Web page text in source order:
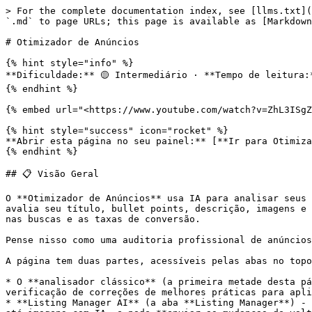
> For the complete documentation index, see [llms.txt](https://docs.sellermagnet.com/llms.txt). Markdown versions of documentation pages are available by appending `.md` to page URLs; this page is available as [Markdown](https://docs.sellermagnet.com/pt-or-guia-do-sellermagnet/ferramentas-de-venda/listing-optimizer-overview.md).

# Otimizador de Anúncios

{% hint style="info" %}
**Dificuldade:** 🟡 Intermediário · **Tempo de leitura:** \~10 min
{% endhint %}

{% embed url="<https://www.youtube.com/watch?v=ZhL3ISgZtno>" %}

{% hint style="success" icon="rocket" %}
**Abrir esta página no seu painel:** [**Ir para Otimizador de Anúncios →**](https://dashboard.sellermagnet.com/listing-optimizer)
{% endhint %}

## 📋 Visão Geral

O **Otimizador de Anúncios** usa IA para analisar seus anúncios de produtos na Amazon e fornecer uma pontuação de qualidade completa com recomendações práticas. Ele avalia seu título, bullet points, descrição, imagens e cobertura de palavras-chave, e então informa exatamente o que melhorar, e como, para aumentar a visibilidade nas buscas e as taxas de conversão.

Pense nisso como uma auditoria profissional de anúncios que roda em segundos em vez de horas.

A página tem duas partes, acessíveis pelas abas no topo:

* O **analisador clássico** (a primeira metade desta página) - cole qualquer ASIN, obtenha uma pontuação de qualidade, palavras-chave ranqueadas e uma lista de verificação de correções de melhores práticas para aplicar você mesmo no Seller Central. Ótimo para uma auditoria rápida ou para verificar um concorrente.
* **Listing Manager AI** (a aba **Listing Manager**) - uma suíte completa que pontua todo o seu catálogo, **reescreve** título, bullets, descrição, palavras-chave e até imagens com IA, e pode **enviar as mudanças de volta para o seu anúncio ao vivo na Amazon** por você. Veja [Listing Manager AI](#listing-manager-ai) abaixo.

{% hint style="warning" %}
**Disponibilidade:** O **analisador clássico** e o **Title Checker** desta página estão disponíveis para todos. As ferramentas do **Listing Manager AI** (Listing Quality, Keyword Research, A+ Content, Variations, Listing Builder, Listing Agent) são lançadas **por conta**. Enquanto a sua está pendente, você verá uma pequena **ampulheta âmbar** ao lado desses itens no menu **Listing-Manager** e uma nota "you're on the list" ao abrir um deles - nós os ativamos conta por conta, sem cobrança até você decidir mantê-los.
{% endhint %}

***

## Acessando o Otimizador de Anúncios

1. Faça login no seu painel do SellerMagnet.
2. Navegue até **Otimizador de Anúncios** no menu lateral esquerdo.
3. A página abre com um cartão de busca no topo.

***

## Analisando um Anúncio

![SellerMagnet Listing Optimizer](/files/w5nJgZaiopJfxYa9JyVP)

### Etapa 1: Selecione um Produto

Use o cartão de busca para encontrar o produto que deseja otimizar:

| Método de Entrada              | Descrição                                                                                                                 |
| ------------------------------ |